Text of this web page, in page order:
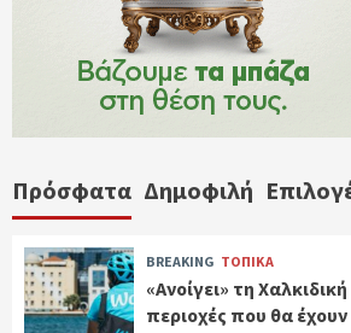
Πρόσφατα Δημοφιλή
BREAKING ΤΟΠΙΚΑ
«Ανοίγει» τη
περιοχές που θα